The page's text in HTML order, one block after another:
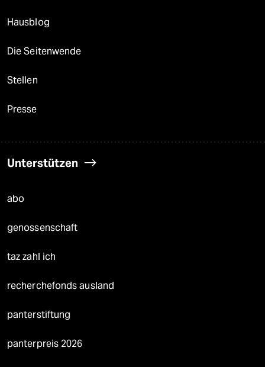
Hausblog
Die Seitenwende
Stellen
Presse
Unterstützen
abo
genossenschaft
taz zahl ich
recherchefonds ausland
panterstiftung
panterpreis 2026